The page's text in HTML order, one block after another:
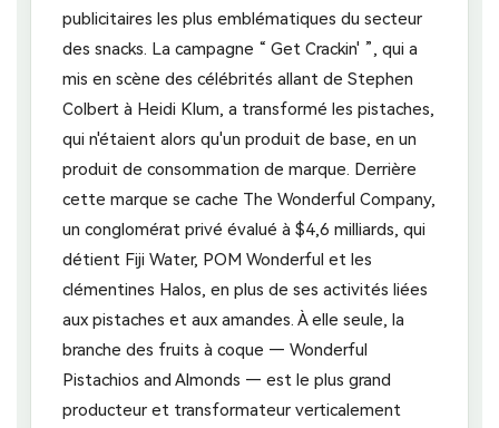
publicitaires les plus emblématiques du secteur
des snacks. La campagne “ Get Crackin' ”, qui a
mis en scène des célébrités allant de Stephen
Colbert à Heidi Klum, a transformé les pistaches,
qui n'étaient alors qu'un produit de base, en un
produit de consommation de marque. Derrière
cette marque se cache The Wonderful Company,
un conglomérat privé évalué à $4,6 milliards, qui
détient Fiji Water, POM Wonderful et les
clémentines Halos, en plus de ses activités liées
aux pistaches et aux amandes. À elle seule, la
branche des fruits à coque — Wonderful
Pistachios and Almonds — est le plus grand
producteur et transformateur verticalement